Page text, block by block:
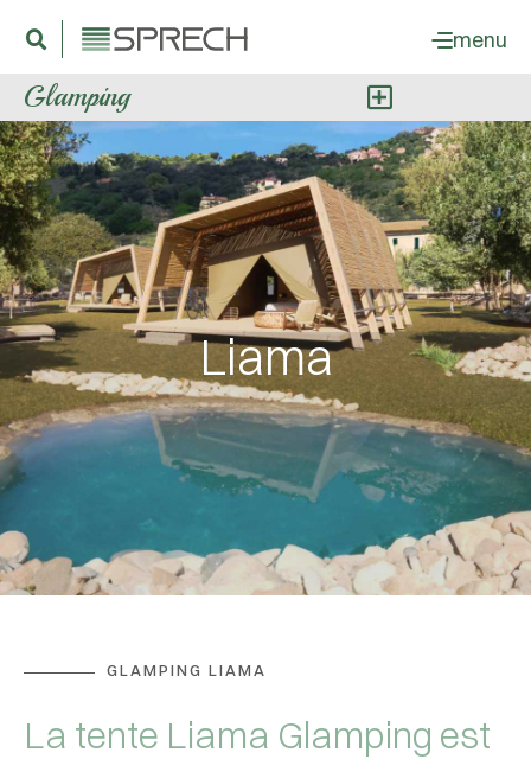
menu
Glamping
Liama
GLAMPING LIAMA
La tente Liama Glamping est